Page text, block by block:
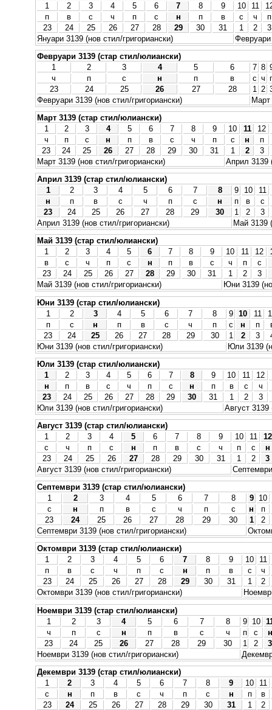
1
2 3 4 5 6 7 8 9 10 11
п
в с ч п с н п в с ч
п
23
24 25 26 27 28 29 30 31 1 2
3
Януари 3139 (нов стил/григориански)
Февруари
Февруари 3139 (стар стил/юлиански)
1
2 3 4 5 6 7 8
ч
п с н п в с ч
23
24 25 26 27 28 1 2
Февруари 3139 (нов стил/григориански)
Март
Март 3139 (стар стил/юлиански)
1
2 3 4 5 6 7 8 9 10 11
12
ч
п с н п в с ч п с н
п
23
24 25 26 27 28 29 30 31 1 2
3
Март 3139 (нов стил/григориански)
Април 3139
Април 3139 (стар стил/юлиански)
1
2 3 4 5 6 7 8 9 10
11
н
п в с ч п с н п в
с
23
24 25 26 27 28 29 30 1 2
3
Април 3139 (нов стил/григориански)
Май 3139
Май 3139 (стар стил/юлиански)
1
2 3 4 5 6 7 8 9 10 11 12
в
с ч п с н п в с ч п
с
23
24 25 26 27 28 29 30 31 1 2
3
Май 3139 (нов стил/григориански)
Юни 3139
Юни 3139 (стар стил/юлиански)
1
2 3 4 5 6 7 8 9 10 11
п
с н п в с ч п с н п
23
24 25 26 27 28 29 30 1 2 3
Юни 3139 (нов стил/григориански)
Юли 3139
Юли 3139 (стар стил/юлиански)
1
2 3 4 5 6 7 8 9 10 11 12
н
п в с ч п с н п в с
ч
23
24 25 26 27 28 29 30 31 1 2
3
Юли 3139 (нов стил/григориански)
Август 3139
Август 3139 (стар стил/юлиански)
1
2 3 4 5 6 7 8 9 10 11
12
с
ч п с н п в с ч п с
н
23
24 25 26 27 28 29 30 31 1 2
3
Август 3139 (нов стил/григориански)
Септември 3139 (стар стил/юлиански)
1
2 3 4 5 6 7 8 9
10
с
н п в с ч п с н
п
23
24 25 26 27 28 29 30 1
2
Септември 3139 (нов стил/григориански)
Октомври 3139 (стар стил/юлиански)
1
2 3 4 5 6 7 8 9 10
11
п
в с ч п с н п в с
ч
23
24 25 26 27 28 29 30 31 1
2
Октомври 3139 (нов стил/григориански)
Ноември 3139 (стар стил/юлиански)
1
2 3 4 5 6 7 8 9 10
ч
п с н п в с ч п с
н
23
24 25 26 27 28 29 30 1 2
3
Ноември 3139 (нов стил/григориански)
Декември 3139 (стар стил/юлиански)
1
2 3 4 5 6 7 8 9 10
11
с
н п в с ч п с н п
в
23
24 25 26 27 28 29 30 31 1
2